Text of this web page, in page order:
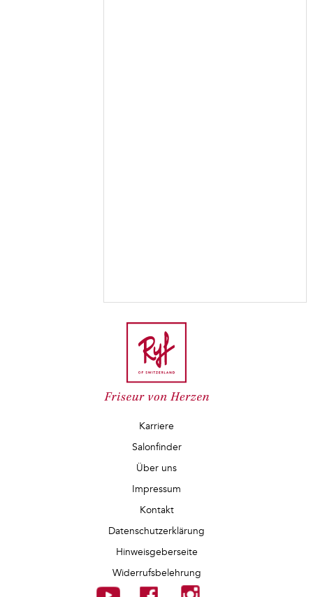
Karriere
Salonfinder
Über uns
Impressum
Kontakt
Datenschutzerklärung
Hinweisgeberseite
Widerrufsbelehrung